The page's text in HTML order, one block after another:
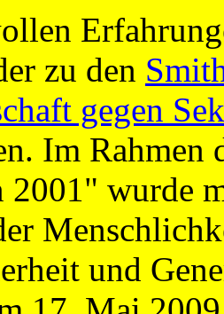
zu den
gegen
Im Rahmen
wurde
und